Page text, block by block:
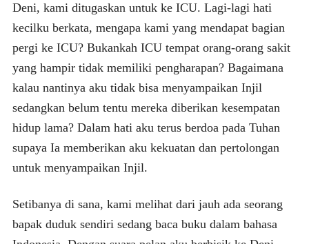
Deni, kami ditugaskan untuk ke ICU. Lagi-lagi hati
kecilku berkata, mengapa kami yang mendapat bagian
pergi ke ICU? Bukankah ICU tempat orang-orang sakit
yang hampir tidak memiliki pengharapan? Bagaimana
kalau nantinya aku tidak bisa menyampaikan Injil
sedangkan belum tentu mereka diberikan kesempatan
hidup lama? Dalam hati aku terus berdoa pada Tuhan
supaya Ia memberikan aku kekuatan dan pertolongan
untuk menyampaikan Injil.
Setibanya di sana, kami melihat dari jauh ada seorang
bapak duduk sendiri sedang baca buku dalam bahasa